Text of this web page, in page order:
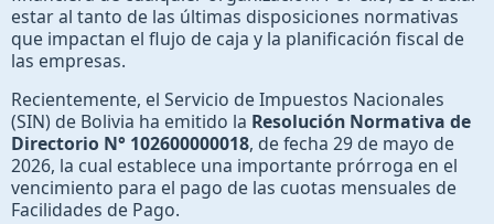
estar al tanto de las últimas disposiciones normativas
que impactan el flujo de caja y la planificación fiscal de
las empresas.
Recientemente, el Servicio de Impuestos Nacionales
(SIN) de Bolivia ha emitido la Resolución Normativa de
Directorio N° 102600000018, de fecha 29 de mayo de
2026, la cual establece una importante prórroga en el
vencimiento para el pago de las cuotas mensuales de
Facilidades de Pago.